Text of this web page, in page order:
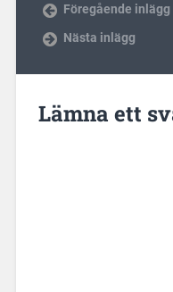
Föregående inlägg
Nästa inlägg
Lämna ett